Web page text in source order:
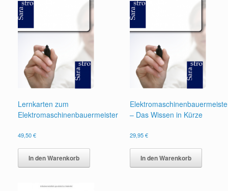
Lernkarten zum
Elektromaschinenbauermeister
49,50€
In den Warenkorb
– Das Wissen in Kürze
29,95€
In den Warenkorb